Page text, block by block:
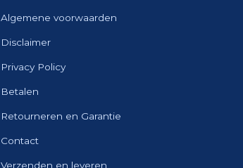
Algemene voorwaarden
Disclaimer
Privacy Policy
Betalen
Retourneren en Garantie
Contact
Verzenden en leveren